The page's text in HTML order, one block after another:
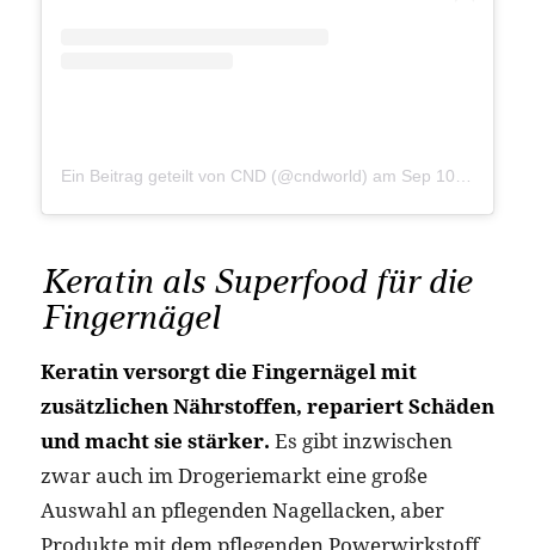
Ein Beitrag geteilt von CND (@cndworld) am Sep 10, 2020 um 9:00 PDT
Keratin als Superfood für die
Fingernägel
Keratin versorgt die Fingernägel mit
zusätzlichen Nährstoffen, repariert Schäden
und macht sie stärker. Es gibt inzwischen
zwar auch im Drogeriemarkt eine große
Auswahl an pflegenden Nagellacken, aber